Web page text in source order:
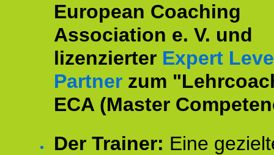
European Coaching
Association e. V. und
lizenzierter Expert
Partner zum
ECA (Master
Der Trainer: Eine